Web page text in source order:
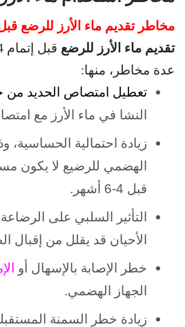
مخاطر تقديم ماء الأرز للرضع قبل 4
تقديم ماء الأرز للرضع
عدة مخاطر، منها:
تعطيل امتصاص الحديد من
النشا في ماء الأرز مع
زيادة احتمالية الحساسية،
الهضمي للرضيع لا يكون
قبل 4-6 أشهر.
التأثير السلبي على
الأحيان قد يقلل من إقبال
خطر الإصابة بالإسهال أو
الجهاز الهضمي.
زيادة خطر السمنة